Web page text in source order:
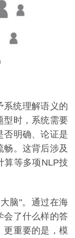
统理解语义的
型时，系统需要
明确、论证是
。这背后涉及
算等多项NLP技
脑"。通过在海
会了什么样的答
更重要的是，模